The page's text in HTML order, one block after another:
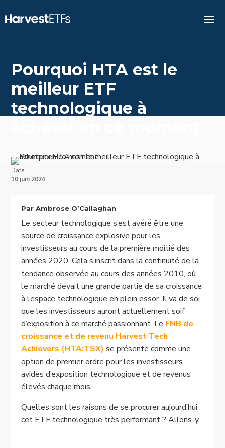
Pourquoi HTA est le
meilleur ETF
technologique à
Date
10 juin 2024
Par Ambrose O’Callaghan
Le secteur technologique s’est avéré être une
source de croissance explosive pour les
investisseurs au cours de la première moitié des
années 2020. Cela s’inscrit dans la continuité de la
tendance observée au cours des années 2010, où
le marché devait une grande partie de sa croissance
à l’espace technologique en plein essor. Il va de soi
que les investisseurs auront actuellement soif
d’exposition à ce marché passionnant. Le FNB de
croissance et de revenu Harvest Tech
Achievers (HTA:TSX) se présente comme une
option de premier ordre pour les investisseurs
avides d’exposition technologique et de revenus
élevés chaque mois.
Quelles sont les raisons de se procurer aujourd’hui
cet ETF technologique très performant ? Allons-y.